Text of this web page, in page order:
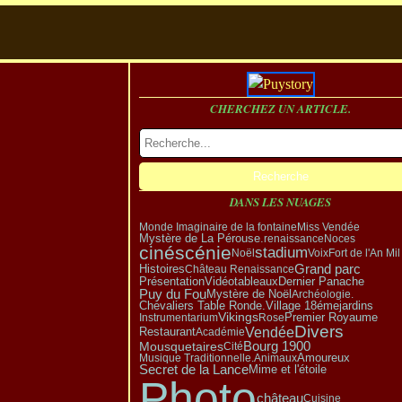
CHERCHEZ UN ARTICLE.
DANS LES NUAGES
Monde Imaginaire de la fontaine Miss Vendée
Mystère de La Pérouse.renaissanceNoces
cinéscénie Noël stadiumVoixFort de l'An Mil
HistoiresChâteau RenaissanceGrand parc
PrésentationVidéotableaux Dernier Panache
Puy du FouMystère de NoëlArchéologie.
Chevaliers Table Ronde.Village 18émejardins
InstrumentariumVikingsRose Premier Royaume
RestaurantAcadémieVendéeDivers
MousquetairesCité Bourg 1900
Musique Traditionnelle.AnimauxAmoureux
Secret de la LanceMime et l'étoile
châteauCuisine